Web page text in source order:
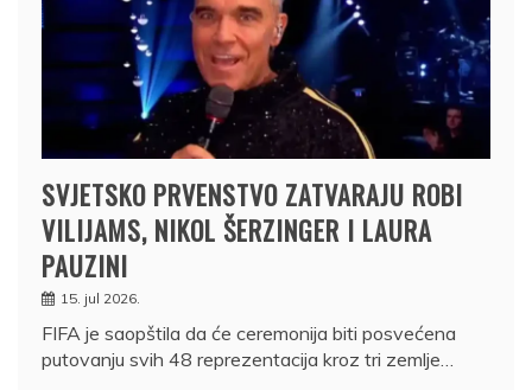
SVJETSKO PRVENSTVO ZATVARAJU ROBI
VILIJAMS, NIKOL ŠERZINGER I LAURA
PAUZINI
15. jul 2026.
FIFA je saopštila da će ceremonija biti posvećena
putovanju svih 48 reprezentacija kroz tri zemlje…